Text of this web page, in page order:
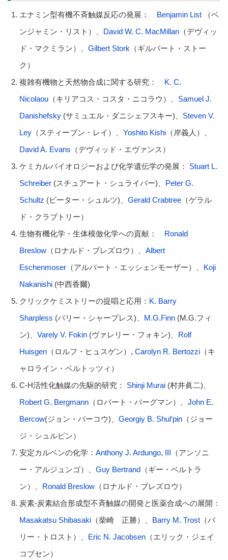
エナミン型有機不斉触媒反応の発展： Benjamin List（ベ
ンジャミン・リスト）、 David W. C. MacMillan（デヴィッ
ド・マクミラン）、 Gilbert Stork （ギルバート・ストー
ク）
複雑有機物と天然物合成に関する研究： K. C.
Nicolaou（キリアコス・コスタ・ニコラウ）、 Samuel J.
Danishefsky(サミュエル・ダニシェフスキー)、 Steven V.
Ley（スティーブン・レイ）、 Yoshito Kishi（岸義人）、
David A. Evans （デヴィッド・エヴァンス）
ケミカルバイオロジーおよび化学遺伝学の発展： Stuart L.
Schreiber (スチュアート・シュライバー)、 Peter G.
Schultz (ピーター・シュルツ)、 Gerald Crabtree（ゲラル
ド・クラブトリー）
生物有機化学・生体模倣化学への貢献： Ronald
Breslow（ロナルド・ブレズロウ）、 Albert
Eschenmoser（アルバート・エッシェンモーザー）、 Koji
Nakanishi(中西香爾)
クリックケミストリーの提唱と応用： K. Barry
Sharpless (バリー・シャープレス)、 M.G.Finn (M.G.フィ
ン)、 Varely V. Fokin(ヴァレリー・フォキン)、 Rolf
Huisgen（ロルフ・ヒュスゲン）, Carolyn R. Bertozzi（キ
ャロライン・ベルトッツィ）
C-H活性化触媒の先駆的研究： Shinji Murai(村井眞二)、
Robert G. Bergmann（ロバート・バーグマン）、 John E.
Bercow(ジョン・バーコウ)、 Georgiy B. Shul‘pin（ジョー
ジ・シュルピン）
安定カルベンの化学： Anthony J. Ardungo, III （アンソニ
ー・アルジュンゴ）、 Guy Bertrand（ギー・ベルトラ
ン）、 Ronald Breslow（ロナルド・ブレズロウ）
炭素-炭素結合形成型不斉触媒の開発と医薬合成への展開：
Masakatsu Shibasaki（柴崎 正勝）、 Barry M. Trost（バ
リー・トロスト）、 Eric N. Jacobsen（エリック・ジェイ
コブセン）